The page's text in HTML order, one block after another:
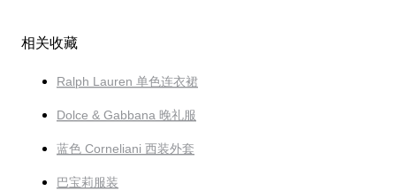
相关收藏
Ralph Lauren 单色连衣裙
Dolce & Gabbana 晚礼服
蓝色 Corneliani 西装外套
巴宝莉服装